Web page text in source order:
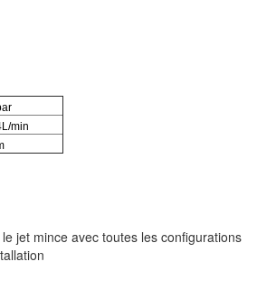
min
jet mince avec toutes les configurations